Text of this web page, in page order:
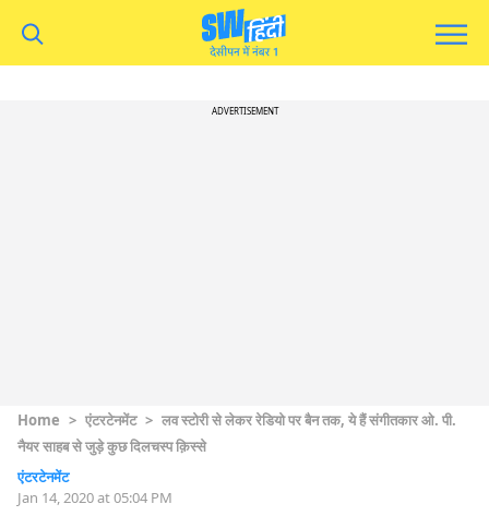
ADVERTISEMENT
Home > एंटरटेनमेंट > लव स्टोरी से लेकर रेडियो पर बैन तक, ये हैं संगीतकार ओ. पी.
नैयर साहब से जुड़े कुछ दिलचस्प क़िस्से
एंटरटेनमेंट
Jan 14, 2020 at 05:04 PM